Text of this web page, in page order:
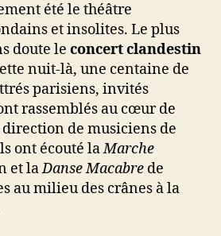
été le théâtre
et insolites. Le plus
doute le concert clandestin
nuit-là, une centaine de
parisiens, invités
rassemblés au cœur de
direction de musiciens de
ont écouté laMarche
et laDanse Macabre de
au milieu des crânes à la